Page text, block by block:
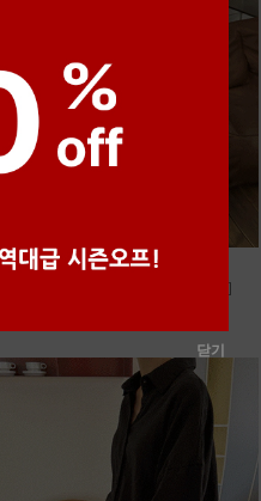
●
m_샤벳 스트링 원피스 [2차 재입고]
닫기